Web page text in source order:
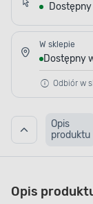
Dostępny
W sklepie
Dostępny
Odbiór w
Opis
produktu
Opis